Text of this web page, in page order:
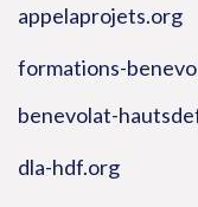
appelaprojets.org
formations-
benevolat-
dla-hdf.org